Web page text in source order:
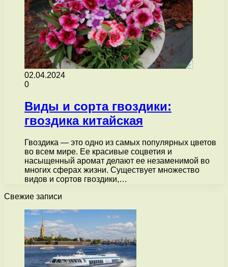
02.04.2024
0
Виды и сорта гвоздики:
гвоздика китайская
Гвоздика — это одно из самых популярных цветов
во всем мире. Ее красивые соцветия и
насыщенный аромат делают ее незаменимой во
многих сферах жизни. Существует множество
видов и сортов гвоздики,…
Свежие записи